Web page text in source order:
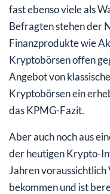
fast ebenso viele als
Befragten stehen der
Finanzprodukte wie
Kryptobörsen offen
Angebot von
Kryptobörsen ein
das KPMG-Fazit.
Aber auch noch aus
der heutigen Krypto-
Jahren
bekommen und ist